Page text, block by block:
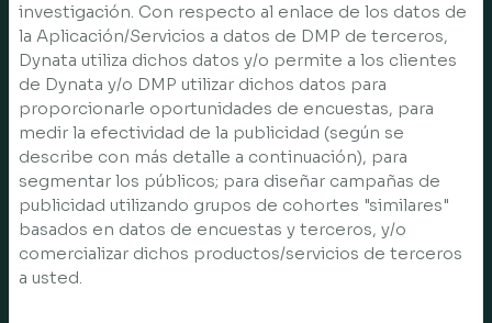
investigación. Con respecto al enlace de los datos de
la Aplicación/Servicios a datos de DMP de terceros,
Dynata utiliza dichos datos y/o permite a los clientes
de Dynata y/o DMP utilizar dichos datos para
proporcionarle oportunidades de encuestas, para
medir la efectividad de la publicidad (según se
describe con más detalle a continuación), para
segmentar los públicos; para diseñar campañas de
publicidad utilizando grupos de cohortes "similares"
basados en datos de encuestas y terceros, y/o
comercializar dichos productos/servicios de terceros
a usted.